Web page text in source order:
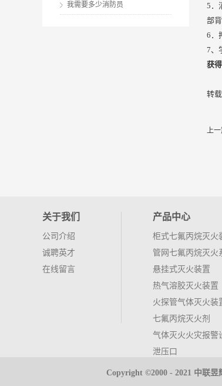
我需要多少消防员
5．
部
6．
7、
获
转
上一
关于我们
公司介绍
诚聘英才
在线留言
产品中心
柜式七氟丙烷灭火
管网七氟丙烷灭火
悬挂式灭火装置
热气溶胶灭火装置
火探管气体灭火装
七氟丙烷灭火剂
气体灭火火灾报警
泄压口
气体高压管件
Copyright ©2000 - 2021 中联昱